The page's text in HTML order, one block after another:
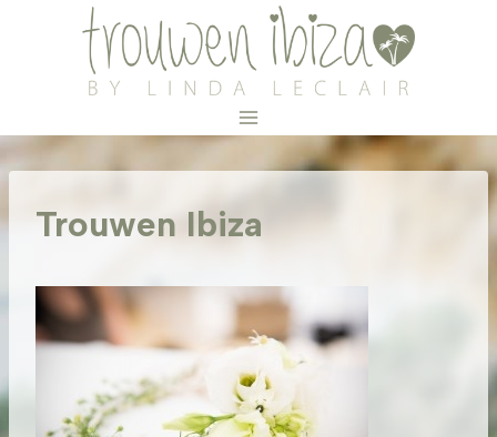
Trouwen Ibiza